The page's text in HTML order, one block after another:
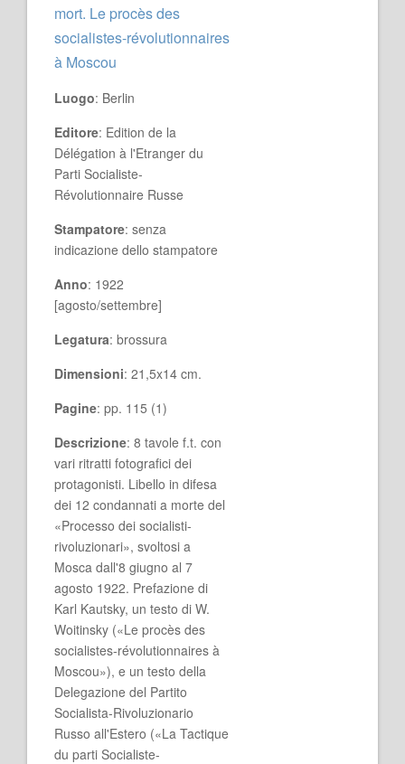
mort. Le procès des
socialistes-révolutionnaires
à Moscou
Luogo: Berlin
Editore: Edition de la
Délégation à l'Etranger du
Parti Socialiste-
Révolutionnaire Russe
Stampatore: senza
indicazione dello stampatore
Anno: 1922
[agosto/settembre]
Legatura: brossura
Dimensioni: 21,5x14 cm.
Pagine: pp. 115 (1)
Descrizione: 8 tavole f.t. con
vari ritratti fotografici dei
protagonisti. Libello in difesa
dei 12 condannati a morte del
«Processo dei socialisti-
rivoluzionari», svoltosi a
Mosca dall'8 giugno al 7
agosto 1922. Prefazione di
Karl Kautsky, un testo di W.
Woitinsky («Le procès des
socialistes-révolutionnaires à
Moscou»), e un testo della
Delegazione del Partito
Socialista-Rivoluzionario
Russo all'Estero («La Tactique
du parti Socialiste-